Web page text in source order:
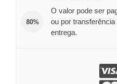
80%
O valor pode ser
ou por
entrega.